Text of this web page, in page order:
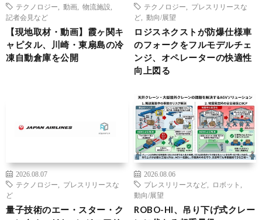
テクノロジー
動画 物流施設
記者会見など
【現地取材・動画】霞ヶ関キ
ャピタル、川崎・東扇島の冷
凍自動倉庫を公開
テクノロジー
プレスリリースな
ど
動向/展望
ロジスネクストが防爆仕様車
のフォークをフルモデルチェ
ンジ、オペレーターの快適性
向上図る
2026.08.07
テクノロジー
プレスリリースな
ど
量子技術のエー・スター・ク
2026.08.06
プレスリリースなど
ロボット
動向/展望
ROBO-HI、吊り下げ式クレー